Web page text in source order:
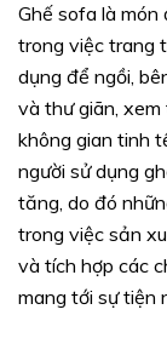
Ghế sofa là
trong việc trang
dụng để ngồi,
và thư giãn,
không gian tinh
người sử dụng
tăng, do đó
trong việc sản
và tích hợp các
mang tới sự tiện